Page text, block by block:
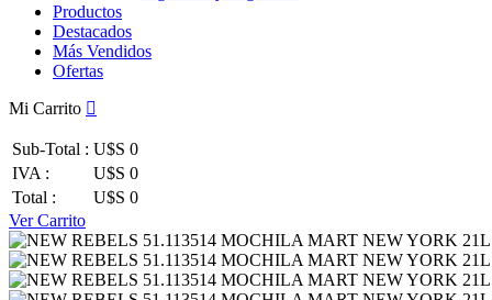
Productos
Destacados
Más Vendidos
Ofertas
Mi Carrito
Sub-Total : U$S 0
IVA :
U$S 0
Total :
U$S 0
Ver Carrito